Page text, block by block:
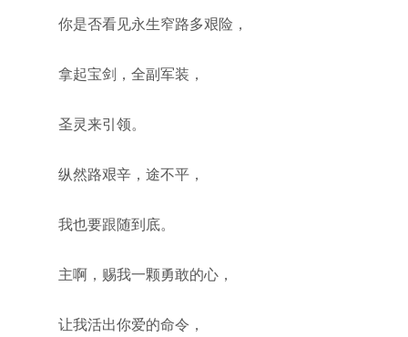
你是否看见永生窄路多艰险，
拿起宝剑，全副军装，
圣灵来引领。
纵然路艰辛，途不平，
我也要跟随到底。
主啊，赐我一颗勇敢的心，
让我活出你爱的命令，